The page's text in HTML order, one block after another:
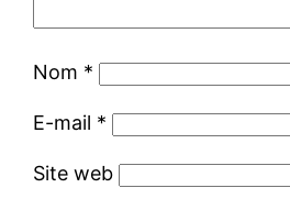
Nom *
E-mail *
Site web